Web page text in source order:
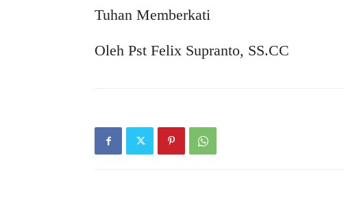
Tuhan Memberkati
Oleh Pst Felix Supranto, SS.CC